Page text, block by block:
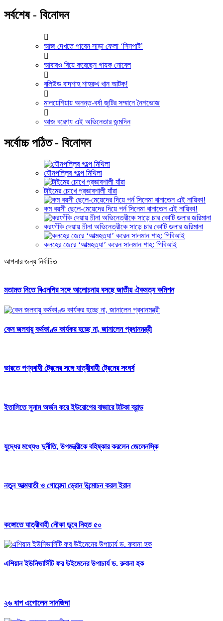
সর্বশেষ - বিনোদন
আজ দেখতে পাবেন সাড়া ফেলা ‘সিনপাট’
আবারও বিয়ে করেছেন গায়ক নোবেল
বলিউড বাদশাহ শাহরুখ খান আটক!
মালয়েশিয়ায় অনন্ত-বর্ষা জুটির সম্মানে নৈশভোজ
আজ বরেণ্য এই অভিনেতার জন্মদিন
সর্বোচ্চ পঠিত - বিনোদন
যৌনপল্লির গল্পে মিথিলা
টাইমের চোখে প্রভাবশালী যাঁরা
কম বয়সী ছেলে-মেয়েদের দিয়ে পর্ন সিনেমা বানাতেন এই নায়িকা!
করফাঁকি দেয়ায় চীনা অভিনেত্রীকে সাড়ে চার কোটি ডলার জরিমানা
কলহের জেরে ‘আত্মহত্যা’ করেন সালমান শাহ: পিবিআই
আপনার জন্য নির্বাচিত
মতামত নিতে বিএনপির সঙ্গে আলোচনায় বসছে জাতীয় ঐকমত্য কমিশন
কেন জলবায়ু কর্মকাণ্ড কার্যকর হচ্ছে না, জানালেন প্রধানমন্ত্রী
ভারতে পণ্যবাহী ট্রেনের সঙ্গে যাত্রীবাহী ট্রেনের সংঘর্ষ
ইতালিতে সুনাম অর্জন করে ইউরোপের বাজারে টাটকা ব্রান্ড
যুদ্ধের মধ্যেও দুর্নীতি, উপমন্ত্রীকে বহিষ্কার করলেন জেলেনস্কি
নতুন আত্মঘাতী ও গোয়েন্দা ড্রোন উন্মোচন করল ইরান
কঙ্গোতে যাত্রীবাহী নৌকা ডুবে নিহত ৫০
এশিয়ান ইউনিভার্সিটি ফর উইমেনের উপাচার্য ড. রুবানা হক
২৬ ধাপ এগোলেন সানজিদা